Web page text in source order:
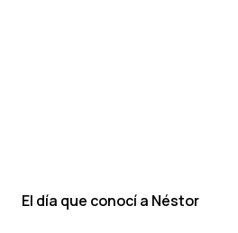
El dí­a que conocí­ a Néstor